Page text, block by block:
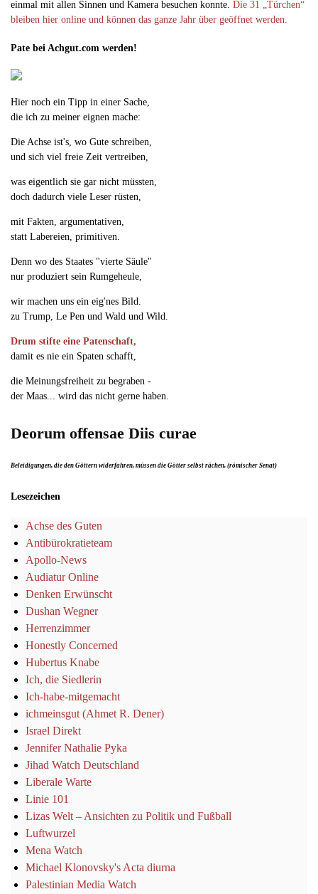
einmal mit allen Sinnen und Kamera besuchen konnte. Die 31 „Türchen“
bleiben hier online und können das ganze Jahr über geöffnet werden.
Pate bei Achgut.com werden!
Hier noch ein Tipp in einer Sache,
die ich zu meiner eignen mache:
Die Achse ist's, wo Gute schreiben,
und sich viel freie Zeit vertreiben,
was eigentlich sie gar nicht müssten,
doch dadurch viele Leser rüsten,
mit Fakten, argumentativen,
statt Labereien, primitiven.
Denn wo des Staates "vierte Säule"
nur produziert sein Rumgeheule,
wir machen uns ein eig'nes Bild.
zu Trump, Le Pen und Wald und Wild.
Drum stifte eine Patenschaft,
damit es nie ein Spaten schafft,
die Meinungsfreiheit zu begraben -
der Maas... wird das nicht gerne haben.
Deorum offensae Diis curae
Beleidigungen, die den Göttern widerfahren, müssen die Götter selbst rächen. (römischer Senat)
Lesezeichen
Achse des Guten
Antibürokratieteam
Apollo-News
Audiatur Online
Denken Erwünscht
Dushan Wegner
Herrenzimmer
Honestly Concerned
Hubertus Knabe
Ich, die Siedlerin
Ich-habe-mitgemacht
ichmeinsgut (Ahmet R. Dener)
Israel Direkt
Jennifer Nathalie Pyka
Jihad Watch Deutschland
Liberale Warte
Linie 101
Lizas Welt – Ansichten zu Politik und Fußball
Luftwurzel
Mena Watch
Michael Klonovsky's Acta diurna
Palestinian Media Watch